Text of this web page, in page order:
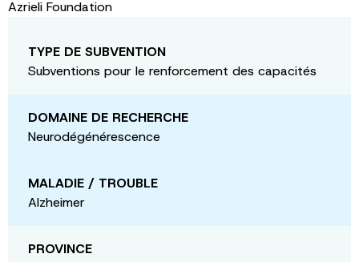
Azrieli Foundation
TYPE DE SUBVENTION
Subventions pour le renforcement des capacités
DOMAINE DE RECHERCHE
Neurodégénérescence
MALADIE / TROUBLE
Alzheimer
PROVINCE